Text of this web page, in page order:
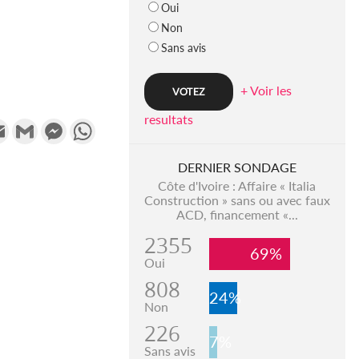
Email Gmail MessengerWhatsApp
Oui
Non
Sans avis
+ Voir les
resultats
DERNIER SONDAGE
Côte d'Ivoire : Affaire « Italia
Construction » sans ou avec faux
ACD, financement «...
2355
Oui 69%
808
Non 24%
226
Sans avis 7%